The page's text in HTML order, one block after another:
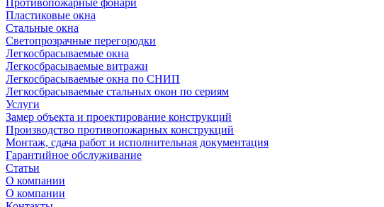
Противопожарные фонари
Пластиковые окна
Стальные окна
Светопрозрачные перегородки
Легкосбрасываемые окна
Легкосбрасываемые витражи
Легкосбрасываемые окна по СНИП
Легкосбрасываемые стальных окон по сериям
Услуги
Замер объекта и проектирование конструкций
Производство противопожарных конструкций
Монтаж, сдача работ и исполнительная документация
Гарантийное обслуживание
Статьи
О компании
О компании